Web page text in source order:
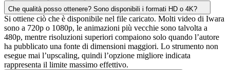
Che qualità posso ottenere? Sono disponibili i formati HD o 4K?
Si ottiene ciò che è disponibile nel file caricato. Molti video di Iwara
sono a 720p o 1080p, le animazioni più vecchie sono talvolta a
480p, mentre risoluzioni superiori compaiono solo quando l’autore
ha pubblicato una fonte di dimensioni maggiori. Lo strumento non
esegue mai l’upscaling, quindi l’opzione migliore indicata
rappresenta il limite massimo effettivo.